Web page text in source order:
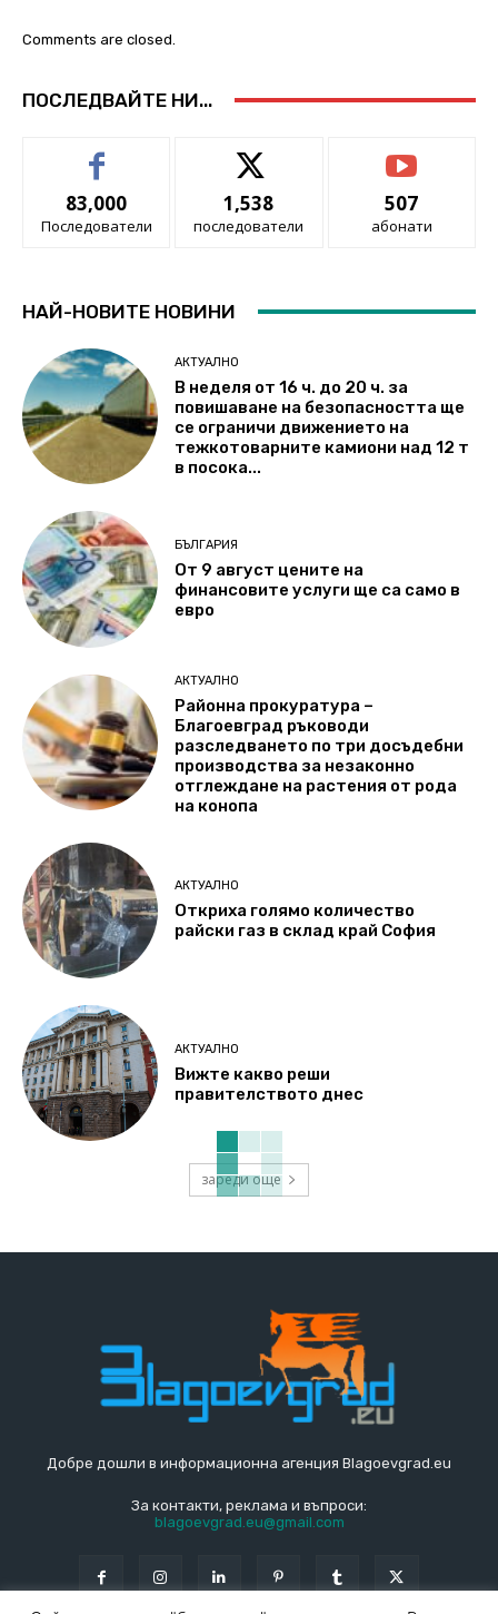
Comments are closed.
ПОСЛЕДВАЙТЕ НИ...
83,000
Последователи
1,538
последователи
507
абонати
НАЙ-НОВИТЕ НОВИНИ
АКТУАЛНО
В неделя от 16 ч. до 20 ч. за
повишаване на безопасността ще
се ограничи движението на
тежкотоварните камиони над 12 т
в посока...
БЪЛГАРИЯ
От 9 август цените на
финансовите услуги ще са само в
евро
АКТУАЛНО
Районна прокуратура –
Благоевград ръководи
разследването по три досъдебни
производства за незаконно
отглеждане на растения от рода
на конопа
АКТУАЛНО
Откриха голямо количество
райски газ в склад край София
АКТУАЛНО
Вижте какво реши
правителството днес
зареди още
Добре дошли в информационна агенция Blagoevgrad.eu
За контакти, реклама и въпроси:
blagoevgrad.eu@gmail.com